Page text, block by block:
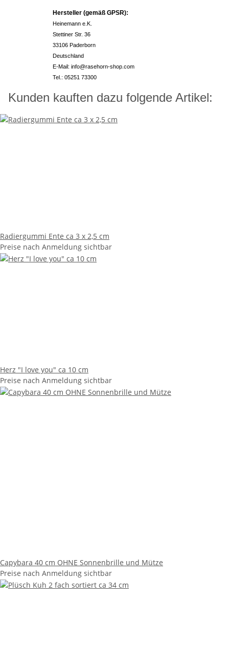
Hersteller (gemäß GPSR):
Heinemann e.K.
Stettiner Str. 36
33106 Paderborn
Deutschland
E-Mail: info@rasehorn-shop.com
Tel.: 05251 73300
Kunden kauften dazu folgende Artikel:
Radiergummi Ente ca 3 x 2,5 cm
Preise nach Anmeldung sichtbar
Herz "I love you" ca 10 cm
Preise nach Anmeldung sichtbar
Capybara 40 cm OHNE Sonnenbrille und Mütze
Preise nach Anmeldung sichtbar